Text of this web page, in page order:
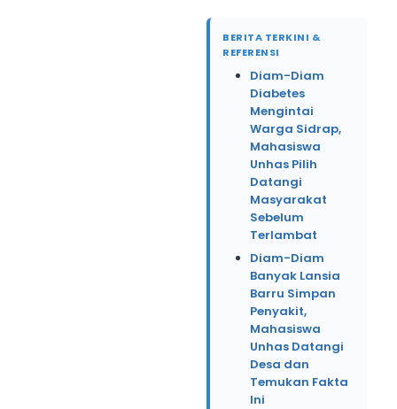
BERITA TERKINI &
REFERENSI
Diam-Diam
Diabetes
Mengintai
Warga Sidrap,
Mahasiswa
Unhas Pilih
Datangi
Masyarakat
Sebelum
Terlambat
Diam-Diam
Banyak Lansia
Barru Simpan
Penyakit,
Mahasiswa
Unhas Datangi
Desa dan
Temukan Fakta
Ini